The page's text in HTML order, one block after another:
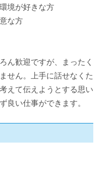
境が好きな方
な方
ん歓迎ですが、まったく
せん。上手に話せなくた
えて伝えようとする思い
良い仕事ができます。